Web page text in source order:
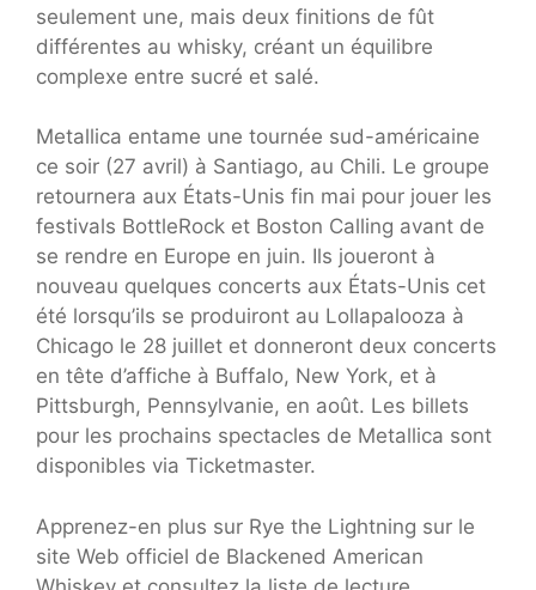
seulement une, mais deux finitions de fût
différentes au whisky, créant un équilibre
complexe entre sucré et salé.
Metallica entame une tournée sud-américaine
ce soir (27 avril) à Santiago, au Chili. Le groupe
retournera aux États-Unis fin mai pour jouer les
festivals BottleRock et Boston Calling avant de
se rendre en Europe en juin. Ils joueront à
nouveau quelques concerts aux États-Unis cet
été lorsqu’ils se produiront au Lollapalooza à
Chicago le 28 juillet et donneront deux concerts
en tête d’affiche à Buffalo, New York, et à
Pittsburgh, Pennsylvanie, en août. Les billets
pour les prochains spectacles de Metallica sont
disponibles via Ticketmaster.
Apprenez-en plus sur Rye the Lightning sur le
site Web officiel de Blackened American